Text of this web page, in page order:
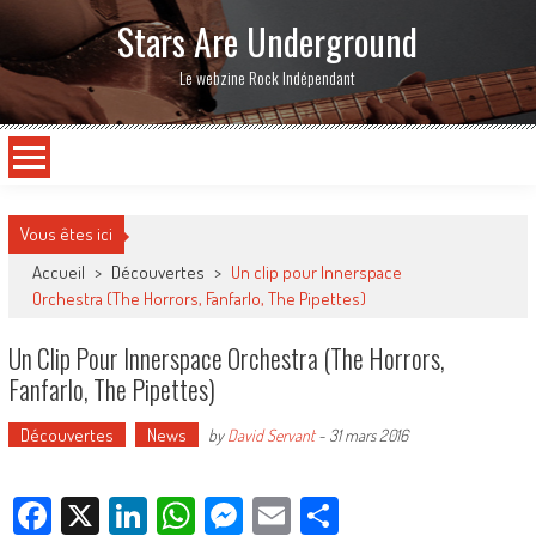
Stars Are Underground
Le webzine Rock Indépendant
Vous êtes ici
Accueil > Découvertes > Un clip pour Innerspace
Orchestra (The Horrors, Fanfarlo, The Pipettes)
Un Clip Pour Innerspace Orchestra (The Horrors,
Fanfarlo, The Pipettes)
Découvertes News byDavid Servant- 31 mars 2016
Facebook
X LinkedIn
WhatsApp
Messenger
EmailPartager